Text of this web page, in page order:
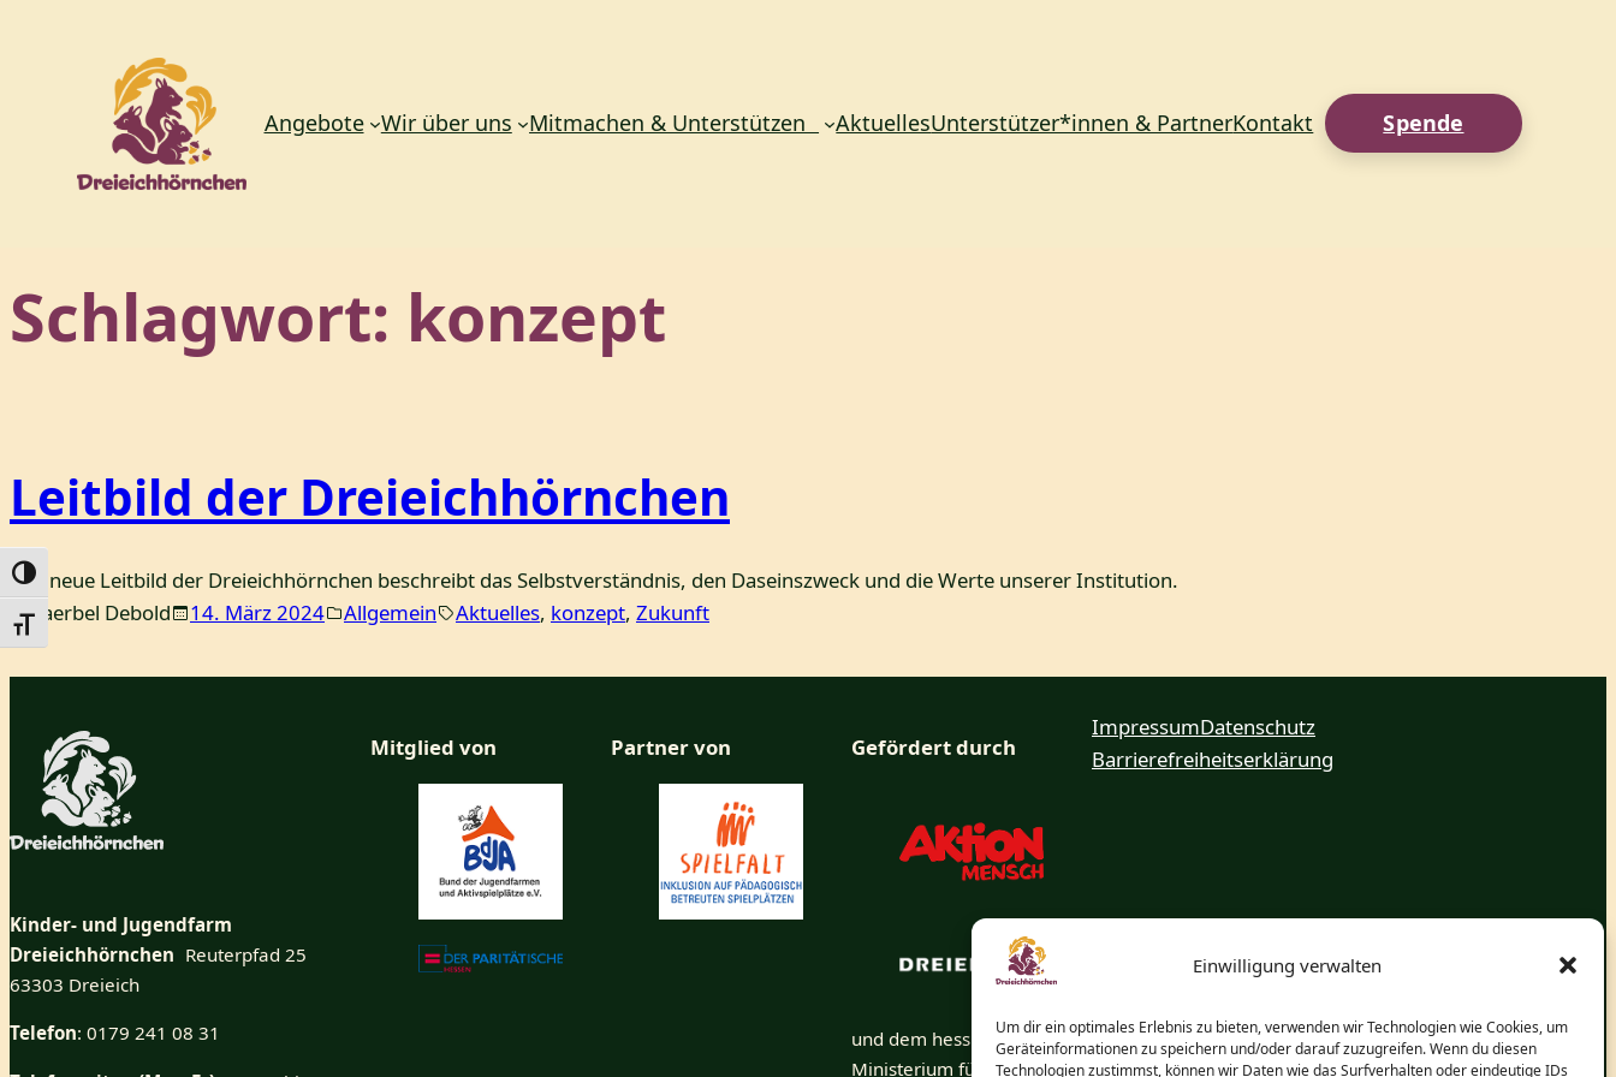
Einwilligung verwalten
Um dir ein optimales Erlebnis zu bieten, verwenden wir Technologien wie Cookies, um
Geräteinformationen zu speichern und/oder darauf zuzugreifen. Wenn du diesen
Technologien zustimmst, können wir Daten wie das Surfverhalten oder eindeutige IDs
Umschalten auf hohe Kontraste
Schrift vergrößern
Inhalt
springen
Angebote Wir über uns Mitmachen & Unterstützen AktuellesUnterstützer*innen & PartnerKontakt Spende
Schlagwort: konzept
Leitbild der Dreieichhörnchen
Das neue Leitbild der Dreieichhörnchen beschreibt das Selbstverständnis, den Daseinszweck und die Werte unserer Institution.
Baerbel Debold
14. März 2024 Allgemein Aktuelles, konzept, Zukunft
Kinder- und Jugendfarm
Dreieichhörnchen Reuterpfad 25
63303 Dreieich
Telefon: 0179 241 08 31
Mitglied von Partner von Gefördert durch
und dem hessischen
Ministerium für Arbeit,
ImpressumDatenschutz
Barrierefreiheitserklärung